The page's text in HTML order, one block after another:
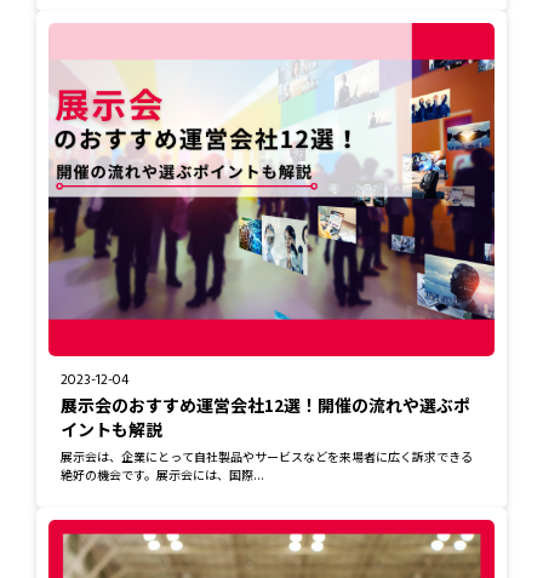
2023-12-04
展示会のおすすめ運営会社12選！開催の流れや選ぶポ
イントも解説
展示会は、企業にとって自社製品やサービスなどを来場者に広く訴求できる
絶好の機会です。展示会には、国際...